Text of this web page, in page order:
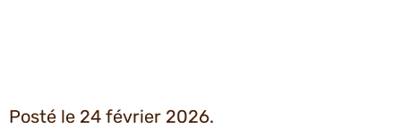
Posté le 24 février 2026.